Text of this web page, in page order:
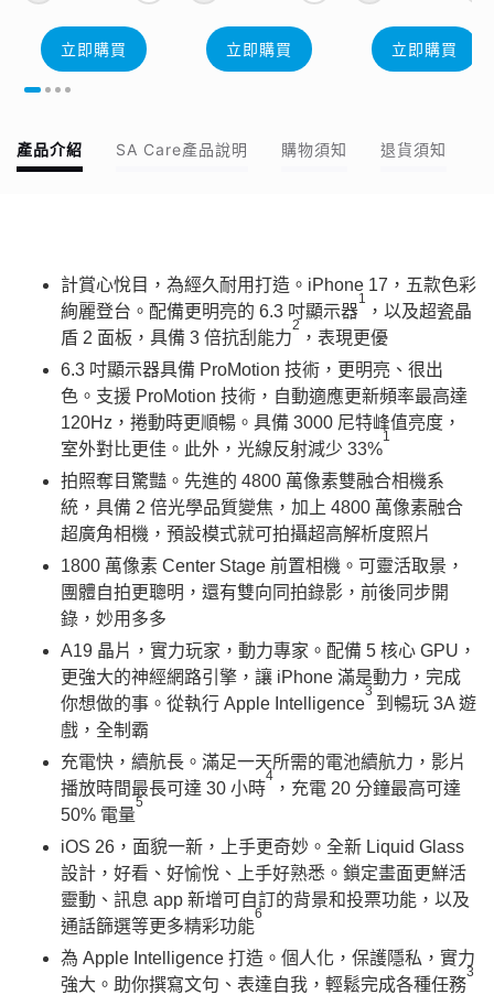
立即購買 立即購買 立即購買
產品介紹 SA Care產品說明 購物須知 退貨須知
計賞心悅目，為經久耐用打造。iPhone 17，五款色彩
絢麗登台。配備更明亮的 6.3 吋顯示器
1
，以及超瓷晶
盾 2 面板，具備 3 倍抗刮能力
2
，表現更優
6.3 吋顯示器具備 ProMotion 技術，更明亮、很出
色。支援 ProMotion 技術，自動適應更新頻率最高達
120Hz，捲動時更順暢。具備 3000 尼特峰值亮度，
室外對比更佳。此外，光線反射減少 33%
1
拍照奪目驚豔。先進的 4800 萬像素雙融合相機系
統，具備 2 倍光學品質變焦，加上 4800 萬像素融合
超廣角相機，預設模式就可拍攝超高解析度照片
1800 萬像素 Center Stage 前置相機。可靈活取景，
團體自拍更聰明，還有雙向同拍錄影，前後同步開
錄，妙用多多
A19 晶片，實力玩家，動力專家。配備 5 核心 GPU，
更強大的神經網路引擎，讓 iPhone 滿是動力，完成
你想做的事。從執行 Apple Intelligence
3
到暢玩 3A 遊
戲，全制霸
充電快，續航長。滿足一天所需的電池續航力，影片
播放時間最長可達 30 小時
4
，充電 20 分鐘最高可達
50% 電量
5
iOS 26，面貌一新，上手更奇妙。全新 Liquid Glass
設計，好看、好愉悅、上手好熟悉。鎖定畫面更鮮活
靈動、訊息 app 新增可自訂的背景和投票功能，以及
通話篩選等更多精彩功能
6
為 Apple Intelligence 打造。個人化，保護隱私，實力
強大。助你撰寫文句、表達自我，輕鬆完成各種任務
3